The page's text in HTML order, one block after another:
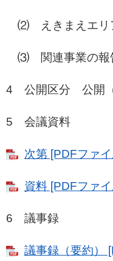
⑵ えきまえエリ
⑶ 関連事業の報
4 公開区分 公開（
5 会議資料
次第 [PDFファ
資料 [PDFファ
6 議事録
議事録（要約）